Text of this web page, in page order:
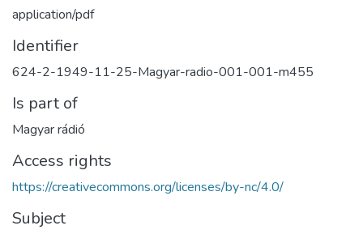
application/pdf
Identifier
624-2-1949-11-25-Magyar-radio-001-001-m455
Is part of
Magyar rádió
Access rights
https://creativecommons.org/licenses/by-nc/4.0/
Subject